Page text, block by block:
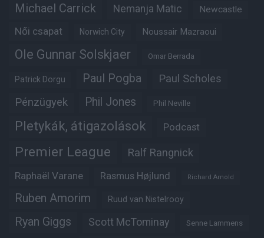
Michael Carrick Nemanja Matic Newcastle
Női csapat Norwich City Noussair Mazraoui
Ole Gunnar Solskjaer Omar Berrada
Patrick Dorgu Paul Pogba Paul Scholes
Pénzügyek Phil Jones Phil Neville
Pletykák, átigazolások Podcast
Premier League Ralf Rangnick
Raphaël Varane Rasmus Højlund Richard Arnold
Ruben Amorim Ruud van Nistelrooy
Ryan Giggs Scott McTominay Senne Lammens